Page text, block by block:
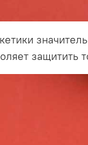
защитить